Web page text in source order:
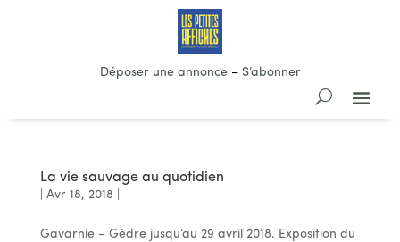
Déposer une annonce– S’abonner
La vie sauvage au quotidien
Avr 18, 2018
Gavarnie – Gèdre jusqu’au 29 avril 2018. Exposition du